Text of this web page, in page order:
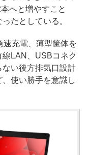
へと増やすこと
たとしている。
充電、薄型筐体を
LAN、USBコネク
い後方排気口設計
使い勝手を意識し